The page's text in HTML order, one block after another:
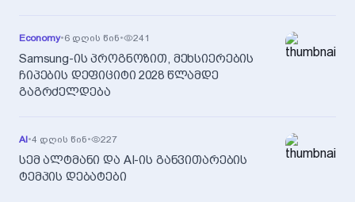
Economy•6 დღის წინ• 241
Samsung-ის პროგნოზით, მეხსიერების
ჩიპების დეფიციტი 2028 წლამდე
გაგრძელდება
AI•4 დღის წინ• 227
სემ ალტმანი და AI-ის განვითარების
ტემპის დებატები